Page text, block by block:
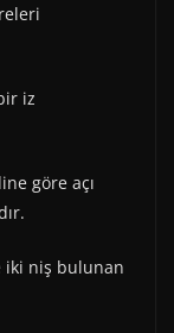
iz
göre açı
iki niş bulunan